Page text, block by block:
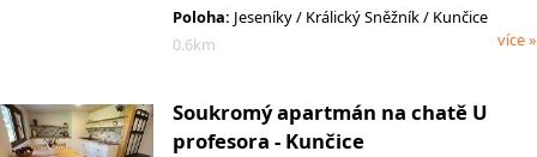
Poloha: Jeseníky/ Králický Sněžník/ Kunčice
0.6km
více »
Soukromý apartmán na chatě U
profesora - Kunčice